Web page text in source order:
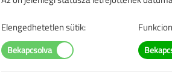
Elengedhetetlen sütik: